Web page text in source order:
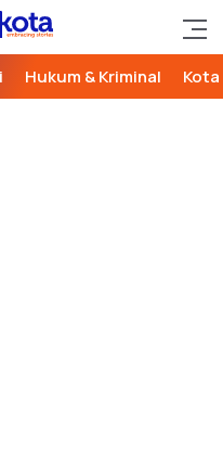
Hukum & Kriminal Kota